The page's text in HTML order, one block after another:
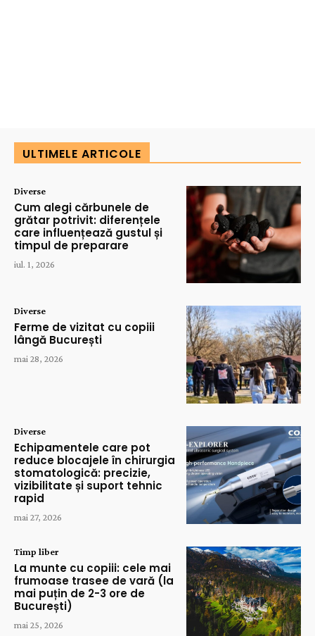
ULTIMELE ARTICOLE
Diverse
Cum alegi cărbunele de
grătar potrivit: diferențele
care influențează gustul și
timpul de preparare
iul. 1, 2026
Diverse
Ferme de vizitat cu copiii
lângă București
mai 28, 2026
Diverse
Echipamentele care pot
reduce blocajele în chirurgia
stomatologică: precizie,
vizibilitate și suport tehnic
rapid
mai 27, 2026
Timp liber
La munte cu copiii: cele mai
frumoase trasee de vară (la
mai puțin de 2-3 ore de
București)
mai 25, 2026